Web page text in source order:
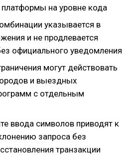
на уровне кода
указывается в
и не продлевается
официального уведомления
могут действовать
и выездных
с отдельным
ввода символов приводят к
запроса без
транзакции